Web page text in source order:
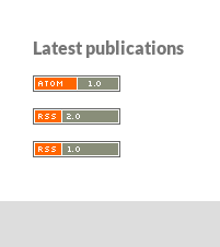
Latest publications